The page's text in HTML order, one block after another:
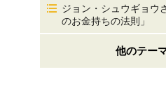
ジョン・シュウギョウ
のお金持ちの法則」
他のテー